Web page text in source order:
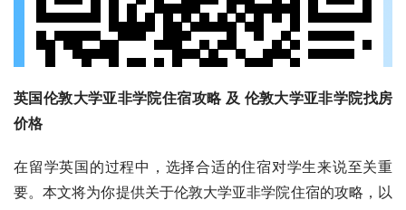
英国伦敦大学亚非学院住宿攻略 及 伦敦大学亚非学院找房
价格
在留学英国的过程中，选择合适的住宿对学生来说至关重
要。本文将为你提供关于伦敦大学亚非学院住宿的攻略，以